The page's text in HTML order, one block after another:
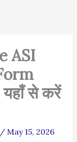
ASI
यहाँ से करें
/ May 15, 2026